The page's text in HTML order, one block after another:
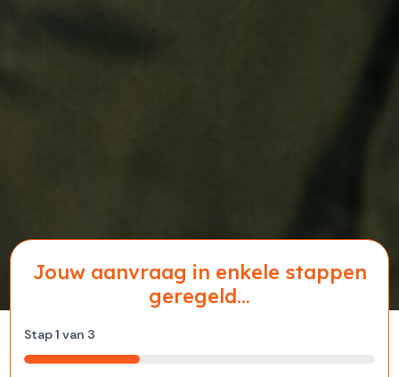
Jouw aanvraag in enkele stappen
geregeld...
Stap1 van 3
33%